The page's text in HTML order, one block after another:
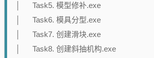
│ Task5. 模型修补.exe
│ Task6. 模具分型.exe
│ Task7. 创建滑块.exe
│ Task8. 创建斜抽机构.exe